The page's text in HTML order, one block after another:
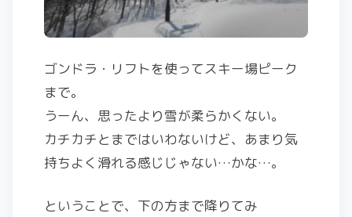
ゴンドラ・リフトを使ってスキー場ピーク
まで。
うーん、思ったより雪が柔らかくない。
カチカチとまではいわないけど、あまり気
持ちよく滑れる感じじゃない…かな…。
ということで、下の方まで降りてみ